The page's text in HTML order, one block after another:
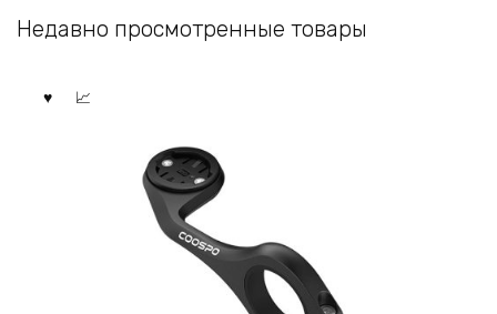
Недавно просмотренные товары